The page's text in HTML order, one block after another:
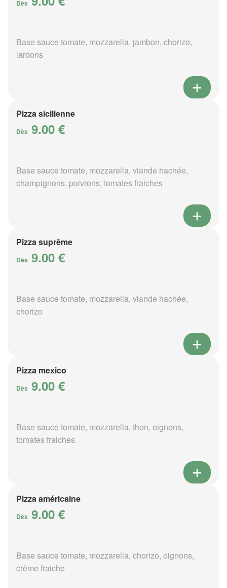
Dès
Base sauce tomate, mozzarella, jambon, chorizo,
lardons
Pizza sicilienne
Dès 9.00 €
Base sauce tomate, mozzarella, viande hachée,
champignons, poivrons, tomates fraiches
Pizza suprême
Dès 9.00 €
Base sauce tomate, mozzarella, viande hachée,
chorizo
Pizza mexico
Dès 9.00 €
Base sauce tomate, mozzarella, thon, oignons,
tomates fraiches
Pizza américaine
Dès 9.00 €
Base sauce tomate, mozzarella, chorizo, oignons,
crème fraiche